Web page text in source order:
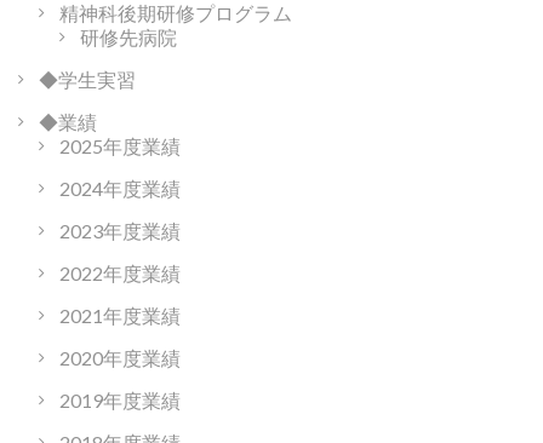
精神科後期研修プログラム
研修先病院
◆学生実習
◆業績
2025年度業績
2024年度業績
2023年度業績
2022年度業績
2021年度業績
2020年度業績
2019年度業績